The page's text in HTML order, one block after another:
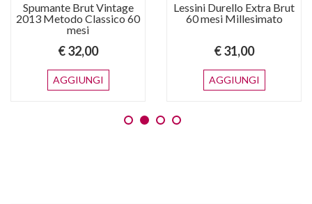
Spumante Brut Vintage
2013 Metodo Classico 60
mesi
€ 32,00
AGGIUNGI
Lessini Durello Extra Brut
60 mesi Millesimato
€ 31,00
AGGIUNGI